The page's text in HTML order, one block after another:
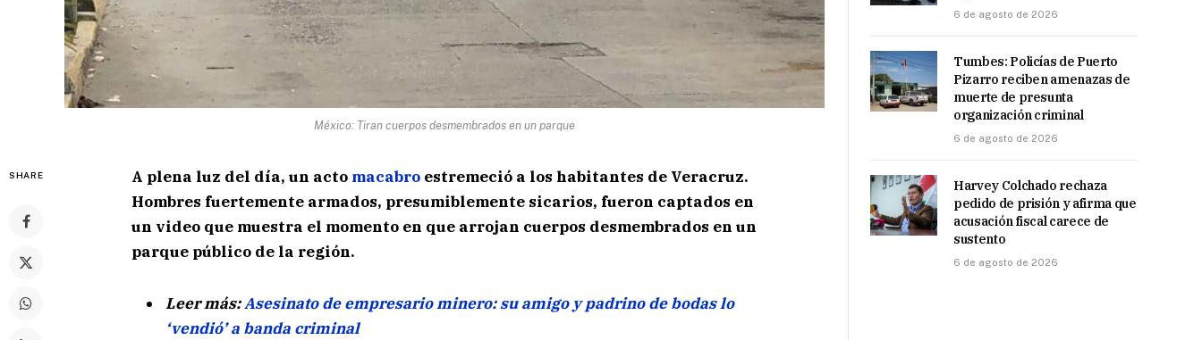
México: Tiran cuerpos desmembrados en un parque
SHARE A plena luz del día, un acto macabro estremeció a los habitantes de Veracruz.
Hombres fuertemente armados, presumiblemente sicarios, fueron captados en
un video que muestra el momento en que arrojan cuerpos desmembrados en un
parque público de la región.
Leer más:Asesinato de empresario minero: su amigo y padrino de bodas lo
‘vendió’ a banda criminal
6 de agosto de 2026
Tumbes: Policías de Puerto
Pizarro reciben amenazas de
muerte de presunta
organización criminal
6 de agosto de 2026
Harvey Colchado rechaza
pedido de prisión y afirma que
acusación fiscal carece de
sustento
6 de agosto de 2026